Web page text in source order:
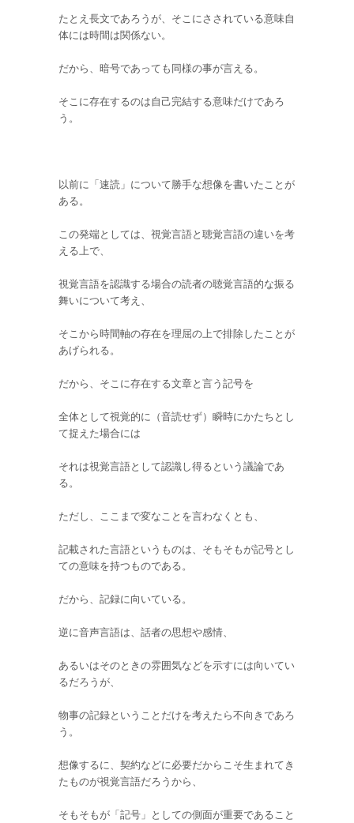
たとえ長文であろうが、そこにさされている意味自
体には時間は関係ない。
だから、暗号であっても同様の事が言える。
そこに存在するのは自己完結する意味だけであろ
う。
以前に「速読」について勝手な想像を書いたことが
ある。
この発端としては、視覚言語と聴覚言語の違いを考
える上で、
視覚言語を認識する場合の読者の聴覚言語的な振る
舞いについて考え、
そこから時間軸の存在を理屈の上で排除したことが
あげられる。
だから、そこに存在する文章と言う記号を
全体として視覚的に（音読せず）瞬時にかたちとし
て捉えた場合には
それは視覚言語として認識し得るという議論であ
る。
ただし、ここまで変なことを言わなくとも、
記載された言語というものは、そもそもが記号とし
ての意味を持つものである。
だから、記録に向いている。
逆に音声言語は、話者の思想や感情、
あるいはそのときの雰囲気などを示すには向いてい
るだろうが、
物事の記録ということだけを考えたら不向きであろ
う。
想像するに、契約などに必要だからこそ生まれてき
たものが視覚言語だろうから、
そもそもが「記号」としての側面が重要であること